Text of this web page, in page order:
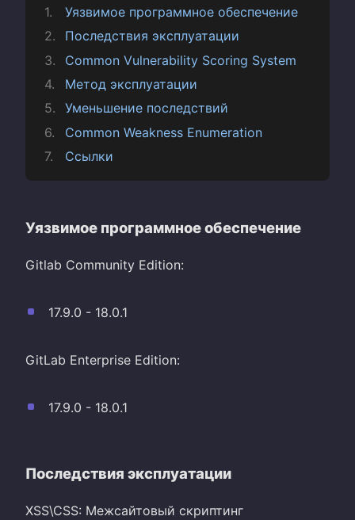
Уязвимое программное обеспечение
Последствия эксплуатации
Common Vulnerability Scoring System
Метод эксплуатации
Уменьшение последствий
Common Weakness Enumeration
Ссылки
Уязвимое программное обеспечение
Gitlab Community Edition:
17.9.0 - 18.0.1
GitLab Enterprise Edition:
17.9.0 - 18.0.1
Последствия эксплуатации
XSS\CSS: Межсайтовый скриптинг